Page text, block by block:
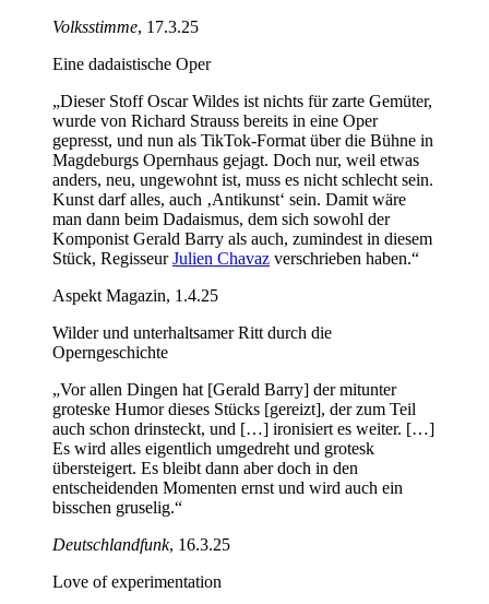
Volksstimme, 17.3.25
Eine dadaistische Oper
„Dieser Stoff Oscar Wildes ist nichts für zarte Gemüter,
wurde von Richard Strauss bereits in eine Oper
gepresst, und nun als TikTok-Format über die Bühne in
Magdeburgs Opernhaus gejagt. Doch nur, weil etwas
anders, neu, ungewohnt ist, muss es nicht schlecht sein.
Kunst darf alles, auch ‚Antikunst‘ sein. Damit wäre
man dann beim Dadaismus, dem sich sowohl der
Komponist Gerald Barry als auch, zumindest in diesem
Stück, RegisseurJulien Chavaz verschrieben haben.“
Aspekt Magazin, 1.4.25
Wilder und unterhaltsamer Ritt durch die
Operngeschichte
„Vor allen Dingen hat [Gerald Barry] der mitunter
groteske Humor dieses Stücks [gereizt], der zum Teil
auch schon drinsteckt, und […] ironisiert es weiter. […]
Es wird alles eigentlich umgedreht und grotesk
übersteigert. Es bleibt dann aber doch in den
entscheidenden Momenten ernst und wird auch ein
bisschen gruselig.“
Deutschlandfunk, 16.3.25
Love of experimentation